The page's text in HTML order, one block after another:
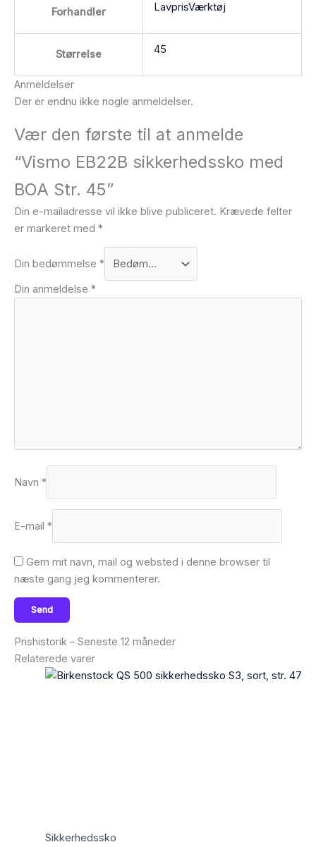
Forhandler LavprisVærktøj
Størrelse 45
Anmeldelser
Der er endnu ikke nogle anmeldelser.
Vær den første til at anmelde
“Vismo EB22B sikkerhedssko med
BOA Str. 45”
Din e-mailadresse vil ikke blive publiceret. Krævede felter
er markeret med *
Din bedømmelse *
Din anmeldelse *
Navn *
E-mail *
Gem mit navn, mail og websted i denne browser til
næste gang jeg kommenterer.
Prishistorik – Seneste 12 måneder
Relaterede varer
Sikkerhedssko